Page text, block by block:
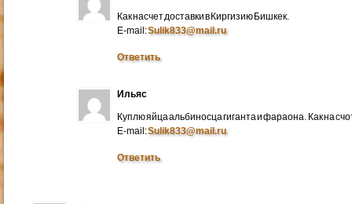
Как насчет доставки в Киргизию Бишкек.
E-mail:Sulik833@mail.ru
Ответить
Ильяс
Куплю яйца альбиносца гиганта и фараона. Как на
E-mail:Sulik833@mail.ru
Ответить